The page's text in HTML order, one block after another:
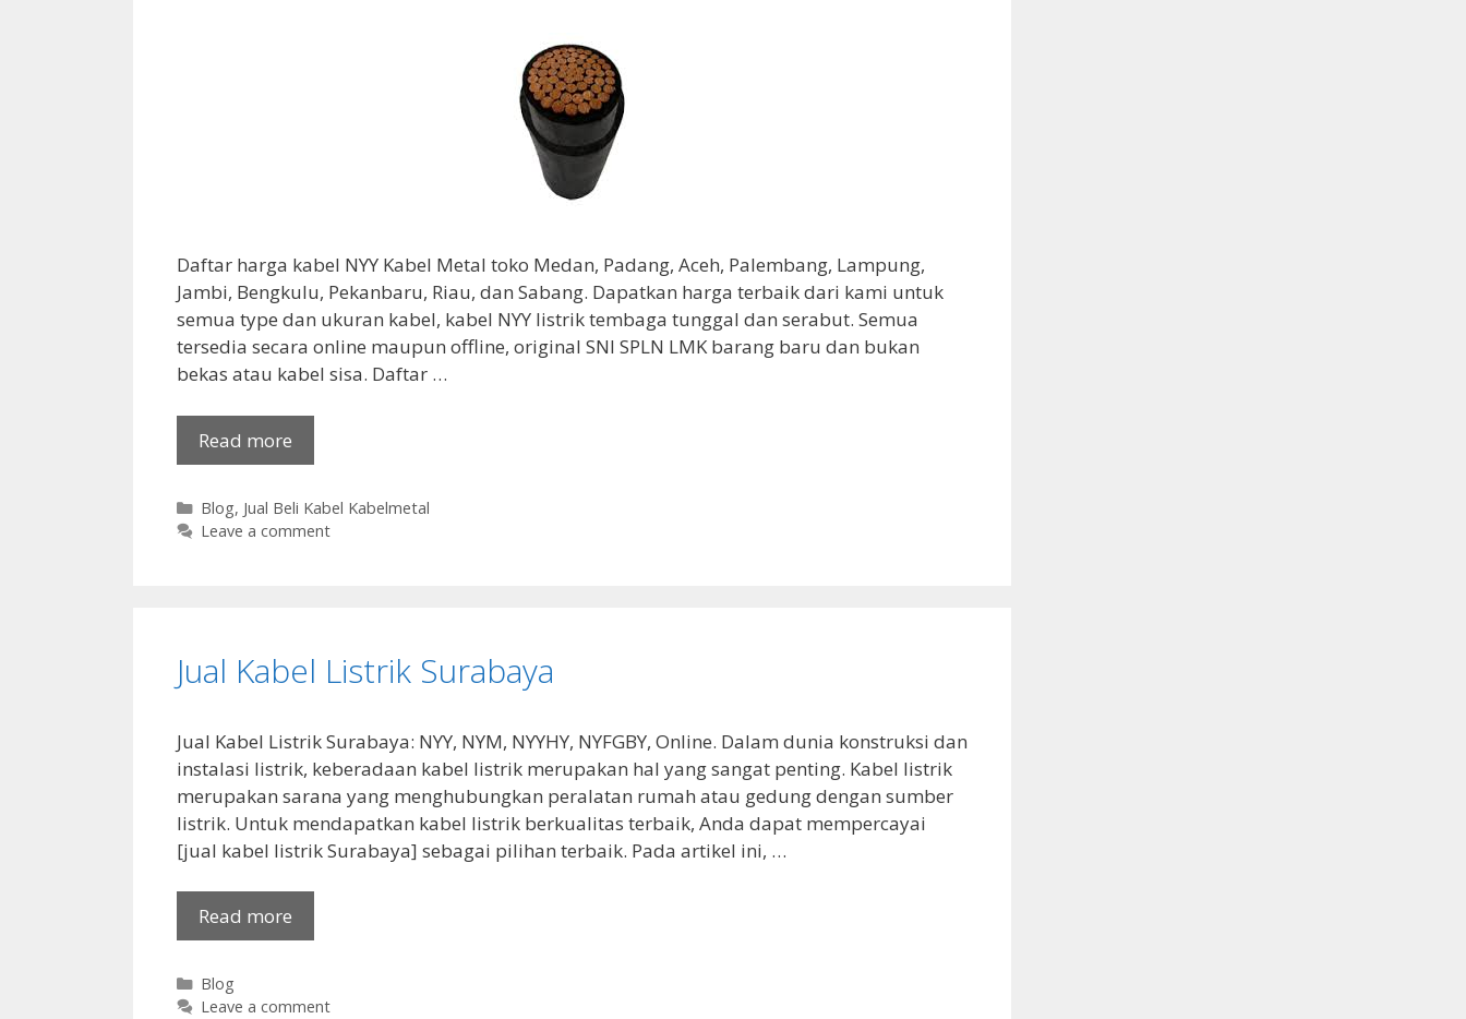
Daftar harga kabel NYY Kabel Metal toko Medan, Padang, Aceh, Palembang, Lampung,
Jambi, Bengkulu, Pekanbaru, Riau, dan Sabang. Dapatkan harga terbaik dari kami untuk
semua type dan ukuran kabel, kabel NYY listrik tembaga tunggal dan serabut. Semua
tersedia secara online maupun offline, original SNI SPLN LMK barang baru dan bukan
bekas atau kabel sisa. Daftar …
Read more
Categories
Blog, Jual Beli Kabel Kabelmetal
Leave a comment
Jual Kabel Listrik Surabaya
Jual Kabel Listrik Surabaya: NYY, NYM, NYYHY, NYFGBY, Online. Dalam dunia konstruksi dan
instalasi listrik, keberadaan kabel listrik merupakan hal yang sangat penting. Kabel listrik
merupakan sarana yang menghubungkan peralatan rumah atau gedung dengan sumber
listrik. Untuk mendapatkan kabel listrik berkualitas terbaik, Anda dapat mempercayai
[jual kabel listrik Surabaya] sebagai pilihan terbaik. Pada artikel ini, …
Read more
Categories
Blog
Leave a comment